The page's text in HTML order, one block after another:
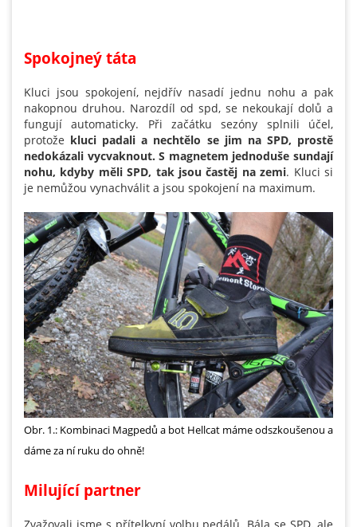
Spokojneý táta
Kluci jsou spokojení, nejdřív nasadí jednu nohu a pak
nakopnou druhou. Narozdíl od spd, se nekoukají dolů a
fungují automaticky. Při začátku sezóny splnili účel,
protože kluci padali a nechtělo se jim na SPD, prostě
nedokázali vycvaknout. S magnetem jednoduše sundají
nohu, kdyby měli SPD, tak jsou častěj na zemi. Kluci si
je nemůžou vynachválit a jsou spokojení na maximum.
Obr. 1.: Kombinaci Magpedů a bot Hellcat máme odszkoušenou a
dáme za ní ruku do ohně!
Milující partner